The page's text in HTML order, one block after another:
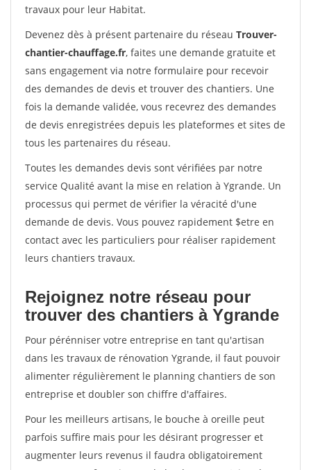
travaux pour leur Habitat.
Devenez dès à présent partenaire du réseau Trouver-
chantier-chauffage.fr, faites une demande gratuite et
sans engagement via notre formulaire pour recevoir
des demandes de devis et trouver des chantiers. Une
fois la demande validée, vous recevrez des demandes
de devis enregistrées depuis les plateformes et sites de
tous les partenaires du réseau.
Toutes les demandes devis sont vérifiées par notre
service Qualité avant la mise en relation à Ygrande. Un
processus qui permet de vérifier la véracité d'une
demande de devis. Vous pouvez rapidement $etre en
contact avec les particuliers pour réaliser rapidement
leurs chantiers travaux.
Rejoignez notre réseau pour
trouver des chantiers à Ygrande
Pour pérénniser votre entreprise en tant qu'artisan
dans les travaux de rénovation Ygrande, il faut pouvoir
alimenter régulièrement le planning chantiers de son
entreprise et doubler son chiffre d'affaires.
Pour les meilleurs artisans, le bouche à oreille peut
parfois suffire mais pour les désirant progresser et
augmenter leurs revenus il faudra obligatoirement